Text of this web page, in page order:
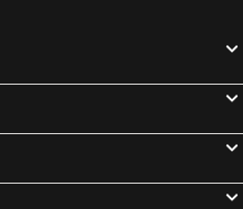
漢庭酒店（深圳海上世界店）
中環
天河區